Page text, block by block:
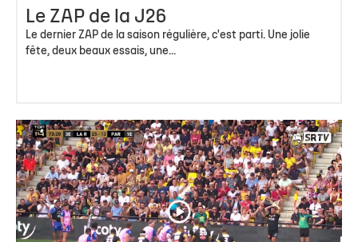
Le ZAP de la J26
Le dernier ZAP de la saison régulière, c'est parti. Une jolie
fête, deux beaux essais, une...